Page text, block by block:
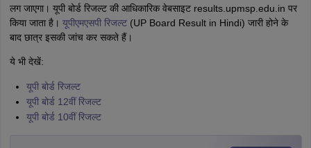
लग जाएगा। यूपी बोर्ड रिजल्ट की आधिकारिक वेबसाइट results.upmsp.edu.in पर
किया जाता है। यूपीएमएसपी रिजल्ट(UP Board Result in Hindi) जारी होने के
बाद छात्र इसकी जांच कर सकते हैं।
ये भी देखें:
यूपी बोर्ड रिजल्ट
यूपी बोर्ड 12वीं रिजल्ट
यूपी बोर्ड 10वीं रिजल्ट